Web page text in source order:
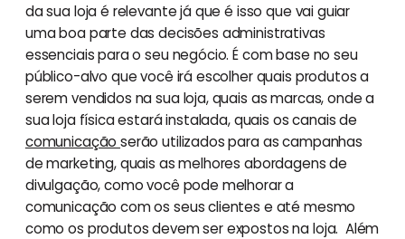
da sua loja é relevante já que é isso que vai guiar
uma boa parte das decisões administrativas
essenciais para o seu negócio. É com base no seu
público-alvo que você irá escolher quais produtos a
serem vendidos na sua loja, quais as marcas, onde a
sua loja física estará instalada, quais os canais de
comunicaçãoserão utilizados para as campanhas
de marketing, quais as melhores abordagens de
divulgação, como você pode melhorar a
comunicação com os seus clientes e até mesmo
como os produtos devem ser expostos na loja. Além